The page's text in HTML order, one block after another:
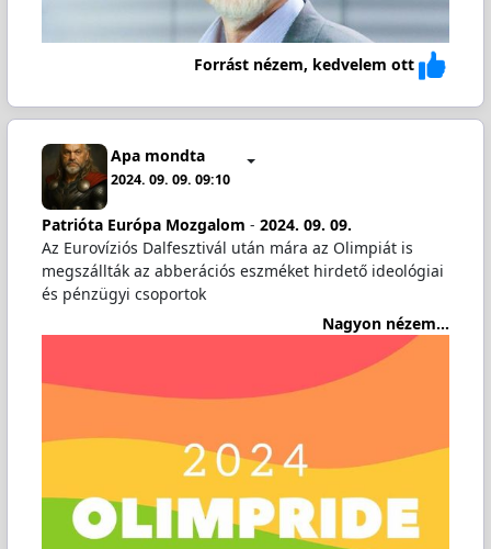
Forrást nézem, kedvelem ott
Apa mondta
2024. 09. 09. 09:10
Patrióta Európa Mozgalom - 2024. 09. 09.
Az Eurovíziós Dalfesztivál után mára az Olimpiát is
megszállták az abberációs eszméket hirdető ideológiai
és pénzügyi csoportok
Nagyon nézem...